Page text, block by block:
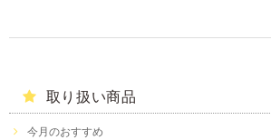
取り扱い商品
今月のおすすめ